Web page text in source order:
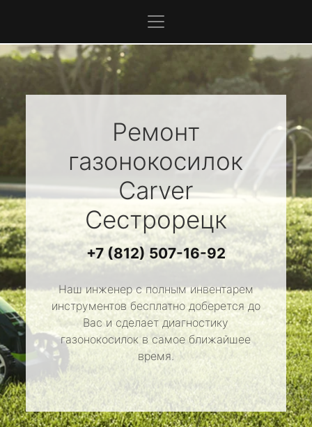
Ремонт
газонокосилок
Carver
Сестрорецк
+7 (812) 507-16-92
Наш инженер с полным инвентарем
инструментов бесплатно доберется до
Вас и сделает диагностику
газонокосилок в самое ближайшее
время.